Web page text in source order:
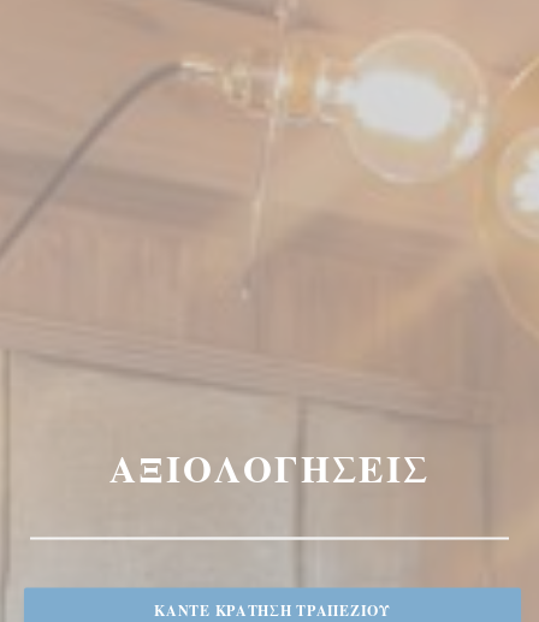
ΑΞΙΟΛΟΓΉΣΕΙΣ
ΚΆΝΤΕ ΚΡΆΤΗΣΗ ΤΡΑΠΕΖΙΟΎ